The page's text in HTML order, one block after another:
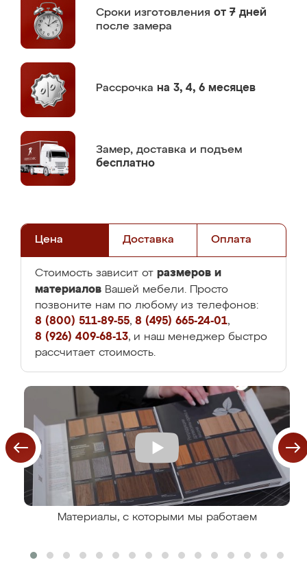
Сроки изготовления от 7 дней
после замера
Рассрочка на 3, 4, 6 месяцев
Замер, доставка и подъем
бесплатно
Цена Доставка Оплата
Стоимость зависит от размеров и
материалов Вашей мебели. Просто
позвоните нам по любому из телефонов:
8 (800) 511-89-55, 8 (495) 665-24-01,
8 (926) 409-68-13, и наш менеджер быстро
рассчитает стоимость.
Материалы, с которыми мы работаем